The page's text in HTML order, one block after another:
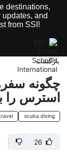
destinations,
and
from SSI!
بازگشت
چگونه
استرس را
scuba diving
26